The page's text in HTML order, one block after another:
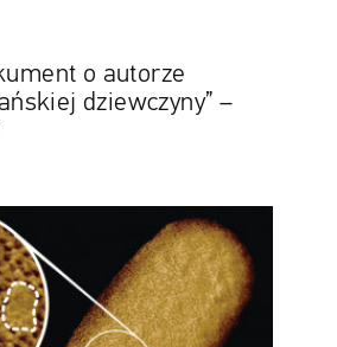
o autorze
dziewczyny” –